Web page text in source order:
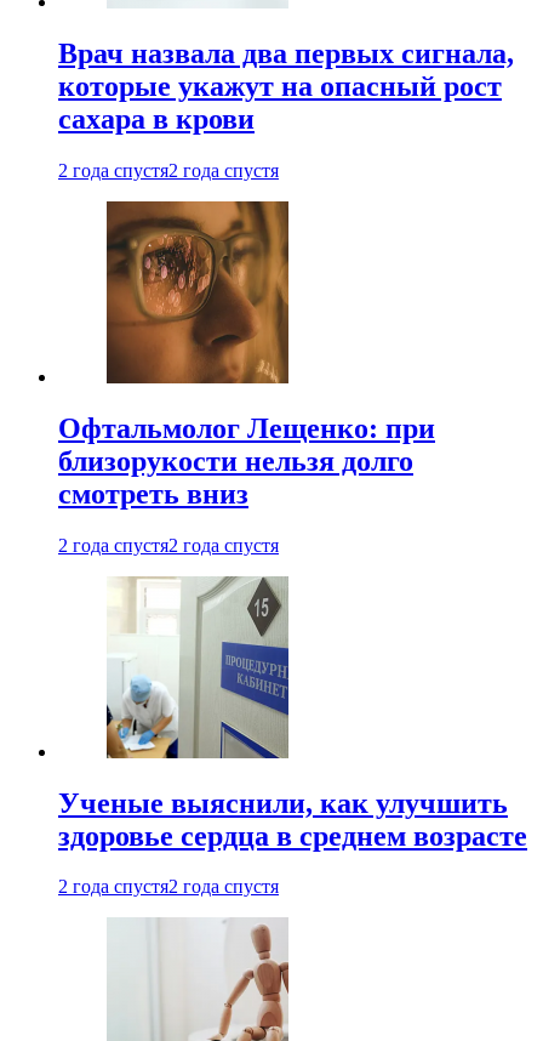
Врач назвала два первых сигнала,
которые укажут на опасный рост
сахара в крови
2 года спустя2 года спустя
Офтальмолог Лещенко: при
близорукости нельзя долго
смотреть вниз
2 года спустя2 года спустя
Ученые выяснили, как улучшить
здоровье сердца в среднем возрасте
2 года спустя2 года спустя